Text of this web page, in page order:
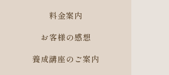
料金案内
お客様の感想
養成講座のご案内